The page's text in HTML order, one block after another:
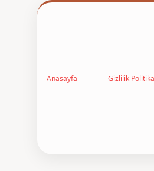
Anasayfa Gizlilik